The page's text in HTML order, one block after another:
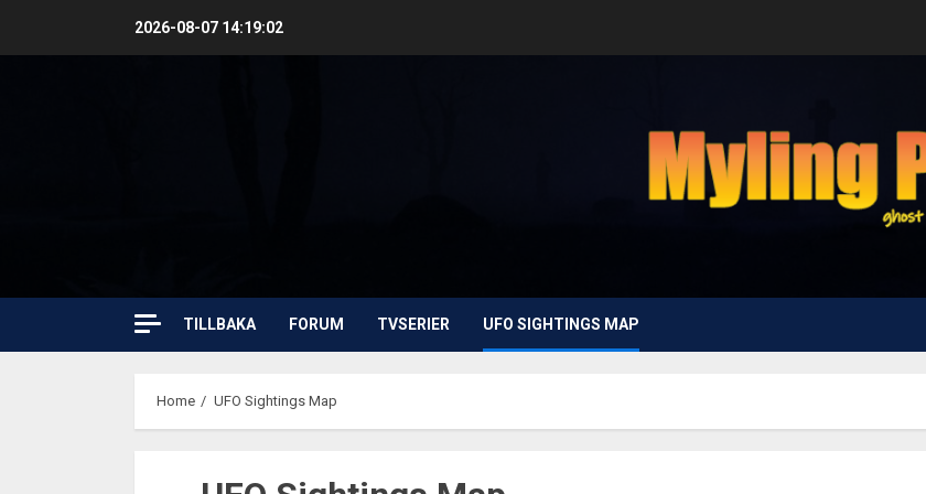
2026-08-07 14:19:02
TILLBAKA FORUM TVSERIER UFO SIGHTINGS MAP
Home UFO Sightings Map